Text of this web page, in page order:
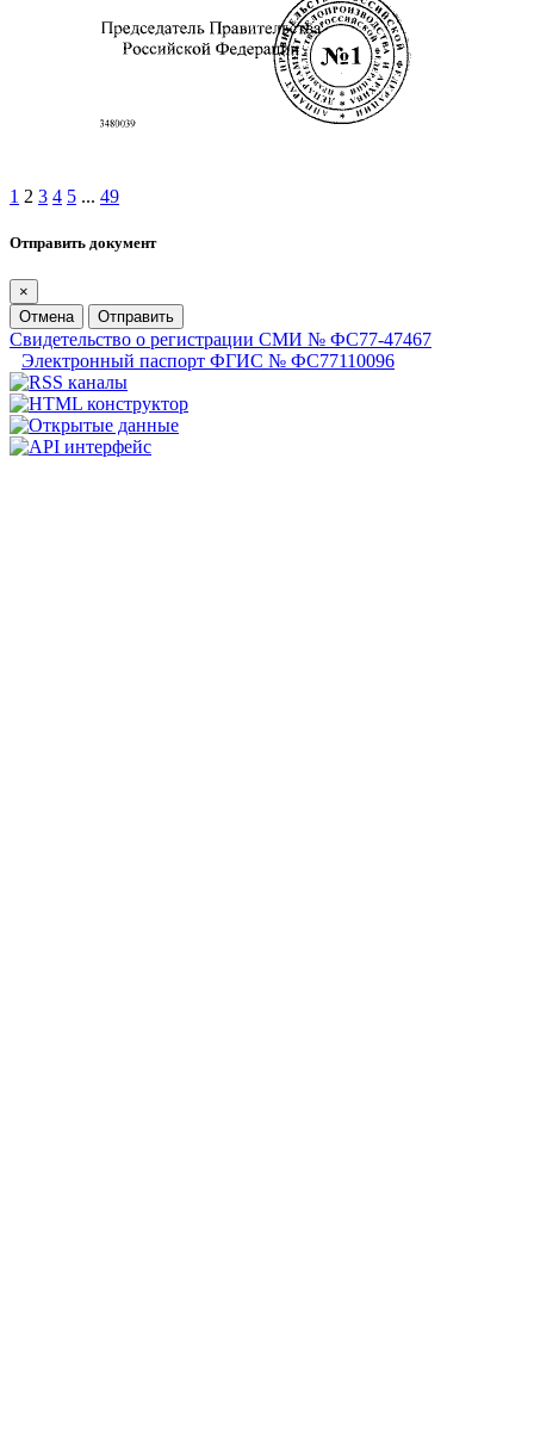
1 2 3 4 5 ... 49
Отправить документ
×
Отмена
Отправить
Свидетельство о регистрации СМИ № ФС77-47467
Электронный паспорт ФГИС № ФС77110096